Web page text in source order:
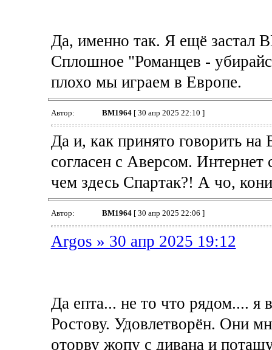
Да, именно так. Я ещё застал
Сплошное "Романцев -
плохо мы играем в Европе.
Автор: BM1964[ 30 апр 2025 22:10 ]
Да и, как принято говорить на
согласен с Аверсом.
чем здесь Спартак?! А чо,
Автор: BM1964[ 30 апр 2025 22:06 ]
Argos » 30 апр 2025 19:12
Да епта... не то что рядом....
Ростову. Удовлетворён. Они
оторву жопу с дивана и